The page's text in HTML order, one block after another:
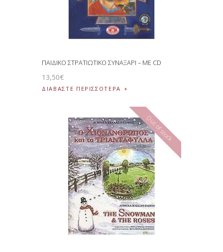
ΠΑΙΔΙΚΟ ΣΤΡΑΤΙΩΤΙΚΟ ΣΥΝΑΞΑΡΙ – ΜΕ CD
13,50€
ΔΙΑΒΆΣΤΕ ΠΕΡΙΣΣΌΤΕΡΑ
Out of stock